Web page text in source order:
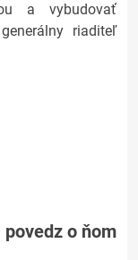
a vybudovať
riaditeľ
o ňom